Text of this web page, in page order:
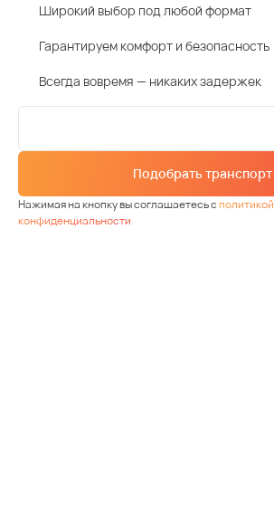
Широкий выбор под любой формат
Гарантируем комфорт и безопасность
Всегда вовремя — никаких задержек
Подобрать транспорт
Нажимая на кнопку вы соглашаетесь сполитикой
конфиденциальности